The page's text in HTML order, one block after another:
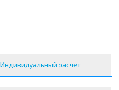
Индивидуальный расчет